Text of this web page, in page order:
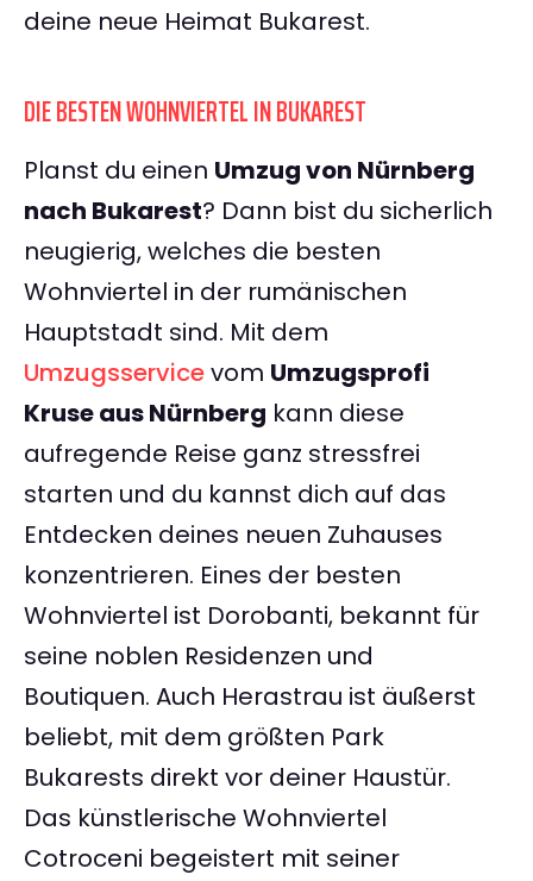
deine neue Heimat Bukarest.
DIE BESTEN WOHNVIERTEL IN BUKAREST
Planst du einen Umzug von Nürnberg
nach Bukarest? Dann bist du sicherlich
neugierig, welches die besten
Wohnviertel in der rumänischen
Hauptstadt sind. Mit dem
Umzugsservicevom Umzugsprofi
Kruse aus Nürnberg kann diese
aufregende Reise ganz stressfrei
starten und du kannst dich auf das
Entdecken deines neuen Zuhauses
konzentrieren. Eines der besten
Wohnviertel ist Dorobanti, bekannt für
seine noblen Residenzen und
Boutiquen. Auch Herastrau ist äußerst
beliebt, mit dem größten Park
Bukarests direkt vor deiner Haustür.
Das künstlerische Wohnviertel
Cotroceni begeistert mit seiner